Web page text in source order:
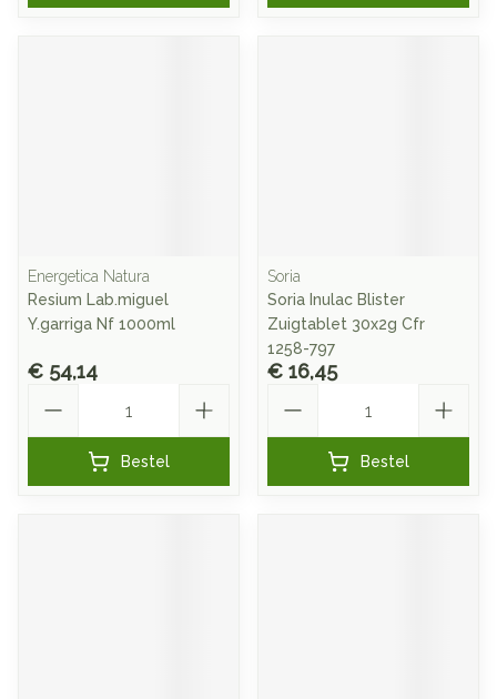
Energetica Natura
Resium Lab.miguel
Y.garriga Nf 1000ml
€ 54,14
Bestel
Soria
Soria Inulac Blister
Zuigtablet 30x2g Cfr
1258-797
€ 16,45
Bestel